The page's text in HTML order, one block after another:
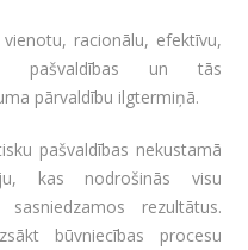
racionālu, efektīvu,
pašvaldības un tās
pārvaldību ilgtermiņā.
pašvaldības nekustamā
kas nodrošinās visu
rezultātus.
būvniecības procesu